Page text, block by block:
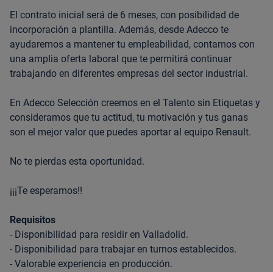
El contrato inicial será de 6 meses, con posibilidad de
incorporación a plantilla. Además, desde Adecco te
ayudaremos a mantener tu empleabilidad, contamos con
una amplia oferta laboral que te permitirá continuar
trabajando en diferentes empresas del sector industrial.
En Adecco Selección creemos en el Talento sin Etiquetas y
consideramos que tu actitud, tu motivación y tus ganas
son el mejor valor que puedes aportar al equipo Renault.
No te pierdas esta oportunidad.
¡¡¡Te esperamos!!
Requisitos
- Disponibilidad para residir en Valladolid.
- Disponibilidad para trabajar en turnos establecidos.
- Valorable experiencia en producción.